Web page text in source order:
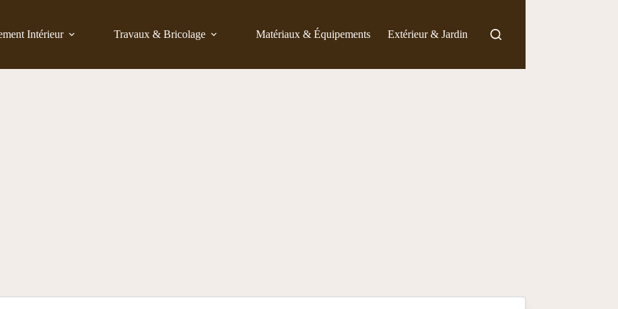
Intérieur Travaux & Bricolage Matériaux & Équipements Extérieur & Jardin